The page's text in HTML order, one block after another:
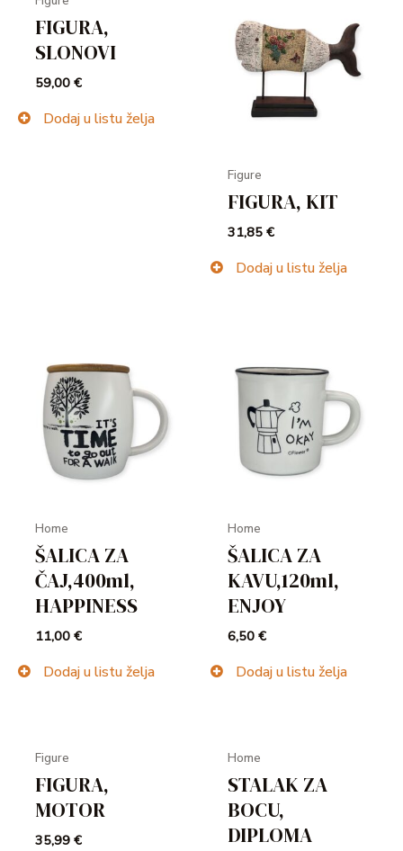
FIGURA,
SLONOVI
59,00€
Dodaj u listu želja
Figure
FIGURA, KIT
31,85€
Dodaj u listu želja
Home
ŠALICA ZA
ČAJ,400ml,
HAPPINESS
11,00€
Dodaj u listu želja
Home
ŠALICA ZA
KAVU,120ml,
ENJOY
6,50€
Dodaj u listu želja
Figure
FIGURA,
MOTOR
35,99€
Home
STALAK ZA
BOCU,
DIPLOMA